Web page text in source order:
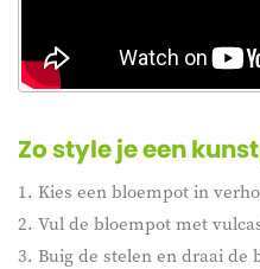
Zo style je een
1. Kies een bloempot in
2. Vul de bloempot met
3. Buig de stelen en draai de